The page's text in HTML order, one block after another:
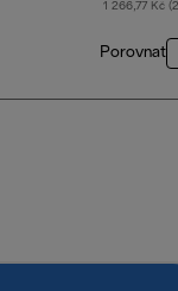
1 266,77 Kč
Porovnat